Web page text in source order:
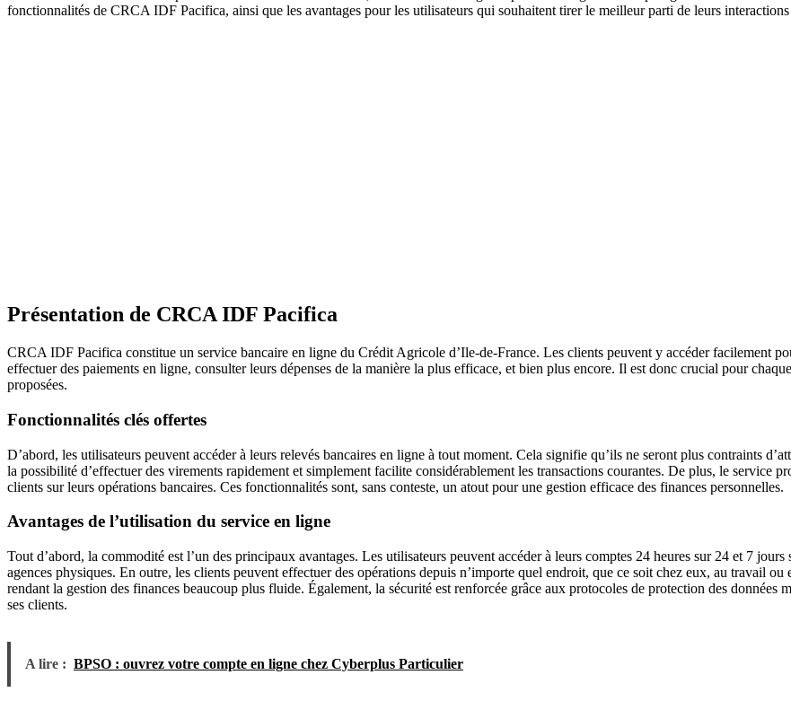
fonctionnalités de CRCA IDF Pacifica, ainsi que les avantages pour les utilisateurs qui souhaitent tirer le meilleur parti de leurs interactions
Présentation de CRCA IDF Pacifica
CRCA IDF Pacifica constitue un service bancaire en ligne du Crédit Agricole d’Ile-de-France. Les clients peuvent y accéder facilement
effectuer des paiements en ligne, consulter leurs dépenses de la manière la plus efficace, et bien plus encore. Il est donc crucial pour
proposées.
Fonctionnalités clés offertes
D’abord, les utilisateurs peuvent accéder à leurs relevés bancaires en ligne à tout moment. Cela signifie qu’ils ne seront plus contraints
la possibilité d’effectuer des virements rapidement et simplement facilite considérablement les transactions courantes. De plus, le service
clients sur leurs opérations bancaires. Ces fonctionnalités sont, sans conteste, un atout pour une gestion efficace des finances personnelles.
Avantages de l’utilisation du service en ligne
Tout d’abord, la commodité est l’un des principaux avantages. Les utilisateurs peuvent accéder à leurs comptes 24 heures sur 24 et 7
agences physiques. En outre, les clients peuvent effectuer des opérations depuis n’importe quel endroit, que ce soit chez eux, au travail
rendant la gestion des finances beaucoup plus fluide. Également, la sécurité est renforcée grâce aux protocoles de protection des
ses clients.
A lire : BPSO : ouvrez votre compte en ligne chez Cyberplus Particulier